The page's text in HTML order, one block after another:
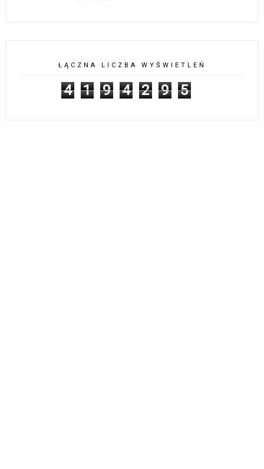
ŁĄCZNA LICZBA WYŚWIETLEŃ
4 1 9 4 2 9 5